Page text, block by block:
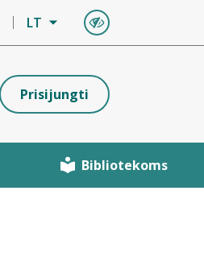
LT
Prisijungti
Bibliotekoms